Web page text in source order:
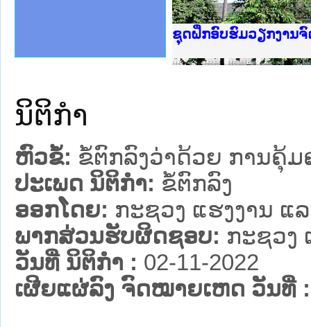
Ministry of Justice
ເຜີຍແຜ່ວັບໄຊຈົດໝາຍ
ກະຊວງຍຸຕິທຳ
ຊຸດຝຶກອົບຮົມວຽກງານ
ກອງປະຊຸມທົບທວນຄືນ
ຝຶກອົບຮົມ ຜູ່ປະສານງາ
ຝຶກອົບຮົມ ຜູ່ປະສານງາ
ເຜີຍແຜ່ແອັບກົດໝາຍລ
ເຜີຍແຜ່ແອັບກົດໝາຍລ
ຍົກລະດັບວຽກງານຈົດ
ຊຸດຝຶກອົບຮົມວຽກງານ
ນິຕິກໍາ
ຫົວຂໍ້: ຂໍ້ຕົກລົງວ່າດ້ວຍ ການຄຸ້ມ
ປະເພດ ນິຕິກໍາ: ຂໍ້ຕົກລົງ
ອອກໂດຍ: ກະຊວງ ແຮງງານ
ພາກສ່ວນຮັບຜິດຊອບ: ກະຊວງ
ວັນທີ່ ນິຕິກໍາ : 02-11-2022
ເຜີຍແຜ່ລົງ ຈົດໝາຍເຫດ ວັນທີ່ :